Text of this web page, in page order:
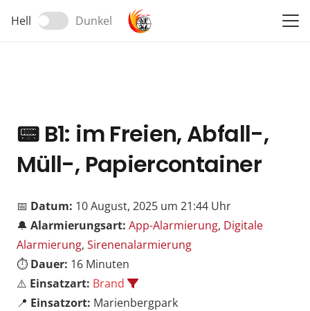
Hell Dunkel
📟B1: im Freien, Abfall-,
Müll-, Papiercontainer
📅 Datum: 10 August, 2025 um 21:44 Uhr
🔔 Alarmierungsart: App-Alarmierung, Digitale
Alarmierung, Sirenenalarmierung
⏱️ Dauer: 16 Minuten
⚠️ Einsatzart: Brand
📍 Einsatzort: Marienbergpark